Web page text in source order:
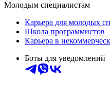
Молодым специалистам
Карьера для молодых
Школа программистов
Карьера в
Боты для уведомлений